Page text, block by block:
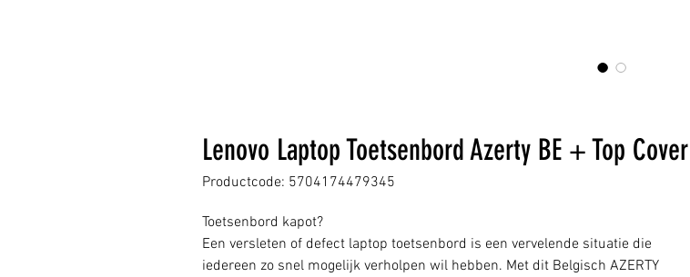
Lenovo Laptop Toetsenbord Azerty BE + Top Cover
Productcode: 5704174479345
Toetsenbord kapot?
Een versleten of defect laptop toetsenbord is een vervelende situatie die
iedereen zo snel mogelijk verholpen wil hebben. Met dit Belgisch AZERTY